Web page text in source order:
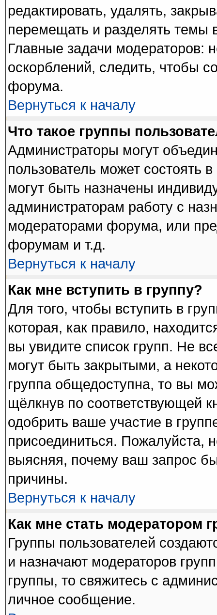
редактировать, удалять,
перемещать и разделять темы
Главные задачи модераторов:
оскорблений, следить, чтобы
форума.
Вернуться к началу
Что такое группы
Администраторы могут
пользователь может состоять
могут быть назначены
администраторам работу с
модераторами форума, или
форумам и т.д.
Вернуться к началу
Как мне вступить в группу?
Для того, чтобы вступить в
которая, как правило,
вы увидите список групп. Не
могут быть закрытыми, а
группа общедоступна, то вы
щёлкнув по соответствующей
одобрить ваше участие в
присоединиться. Пожалуйста,
выясняя, почему ваш запрос
причины.
Вернуться к началу
Как мне стать модератором
Группы пользователей
и назначают модераторов
группы, то свяжитесь с
личное сообщение.